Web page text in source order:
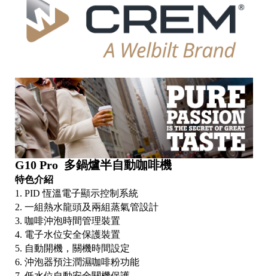
G10 Pro 多鍋爐半自動咖啡機
特色介紹
1. PID 恆溫電子顯示控制系統
2. 一組熱水龍頭及兩組蒸氣管設計
3. 咖啡沖泡時間管理裝置
4. 電子水位安全保護裝置
5. 自動開機，關機時間設定
6. 沖泡器預注潤濕咖啡粉功能